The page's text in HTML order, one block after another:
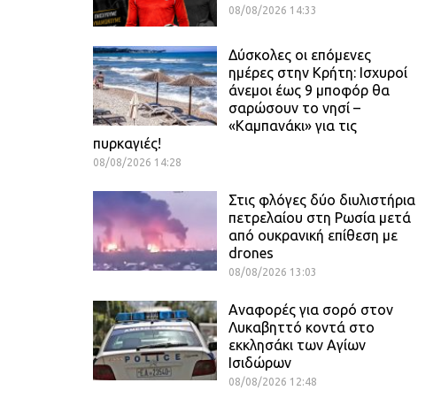
08/08/2026 14:33
Δύσκολες οι επόμενες
ημέρες στην Κρήτη: Ισχυροί
άνεμοι έως 9 μποφόρ θα
σαρώσουν το νησί –
«Καμπανάκι» για τις
πυρκαγιές!
08/08/2026 14:28
Στις φλόγες δύο διυλιστήρια
πετρελαίου στη Ρωσία μετά
από ουκρανική επίθεση με
drones
08/08/2026 13:03
Αναφορές για σορό στον
Λυκαβηττό κοντά στο
εκκλησάκι των Αγίων
Ισιδώρων
08/08/2026 12:48